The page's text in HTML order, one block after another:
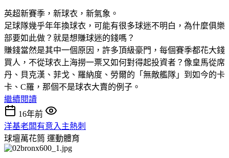
英超新賽季，新球衣，新氣象。
足球隊幾乎年年換球衣，可能有很多球迷不明白，為什麼俱樂
部要如此做？就是想賺球迷的錢嗎？
賺錢當然是其中一個原因，許多頂級豪門，每個賽季都花大錢
買人，不從球衣上海撈一票又如何對得起投資者？像皇馬從席
丹、貝克漢、菲戈、羅納度、勞爾的「無敵艦隊」到如今的卡
卡、C羅，那個不是球衣大賣的例子。
繼續閱讀
16年前
洋基老闆有意入主熱刺
球壇萬花筒 運動體育